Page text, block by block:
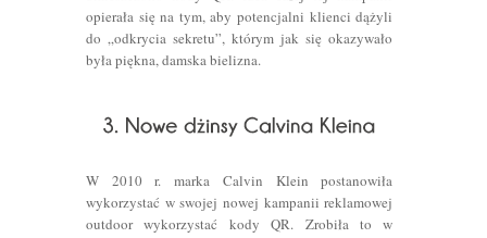
opierała się na tym, aby potencjalni klienci dążyli
do „odkrycia sekretu”, którym jak się okazywało
była piękna, damska bielizna.
W 2010 r. marka Calvin Klein postanowiła
wykorzystać w swojej nowej kampanii reklamowej
outdoor wykorzystać kody QR. Zrobiła to w